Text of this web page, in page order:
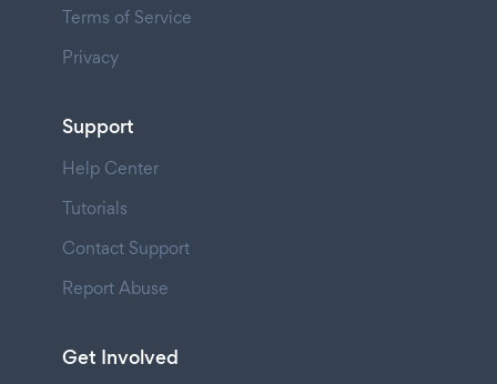
Terms of Service
Privacy
Support
Help Center
Tutorials
Contact Support
Report Abuse
Get Involved